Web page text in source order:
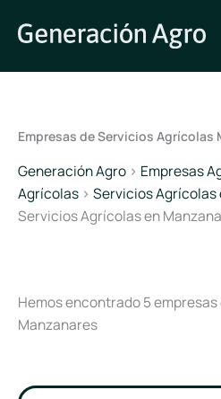
Empresas de Servicios Agrícolas
Generación Agro > Empresas
Agrícolas > Servicios Agrícolas
Servicios Agrícolas en
Hemos encontrado 5
Manzanares